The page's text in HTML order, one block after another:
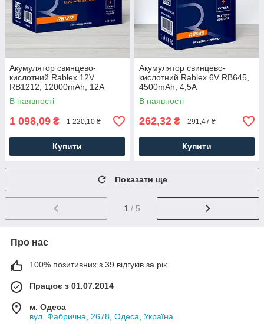
Акумулятор свинцево-
кислотний Rablex 12V
RB1212, 12000mAh, 12A
В наявності
1 098,09 ₴ 1 220,10 ₴
Купити
Акумулятор свинцево-
кислотний Rablex 6V RB645,
4500mAh, 4,5A
В наявності
262,32 ₴ 291,47 ₴
Купити
Показати ще
1 / 5
Про нас
100% позитивних з 39 відгуків за рік
Працює з 01.07.2014
м. Одеса
вул. Фабрична, 2678, Одеса, Україна